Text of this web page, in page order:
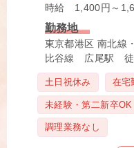
時給 1,400円～
勤務地
東京都港区 南北
比谷線 広尾駅 徒
土日祝休み 在宅
未経験・第二新卒OK
調理業務なし